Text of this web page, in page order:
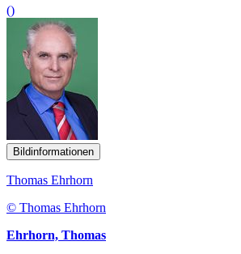
()
Bildinformationen
Thomas Ehrhorn
© Thomas Ehrhorn
Ehrhorn, Thomas